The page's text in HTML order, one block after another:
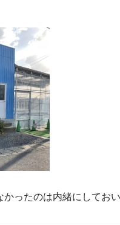
ったのは内緒にしてお